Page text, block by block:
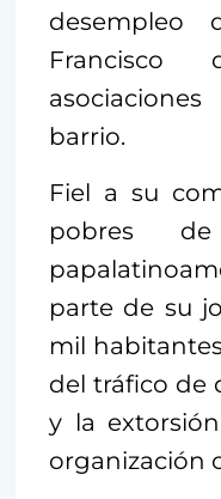
Francisco
barrio.
Fiel a su
pobres
parte de su
mil
del tráfico de
y la
organización